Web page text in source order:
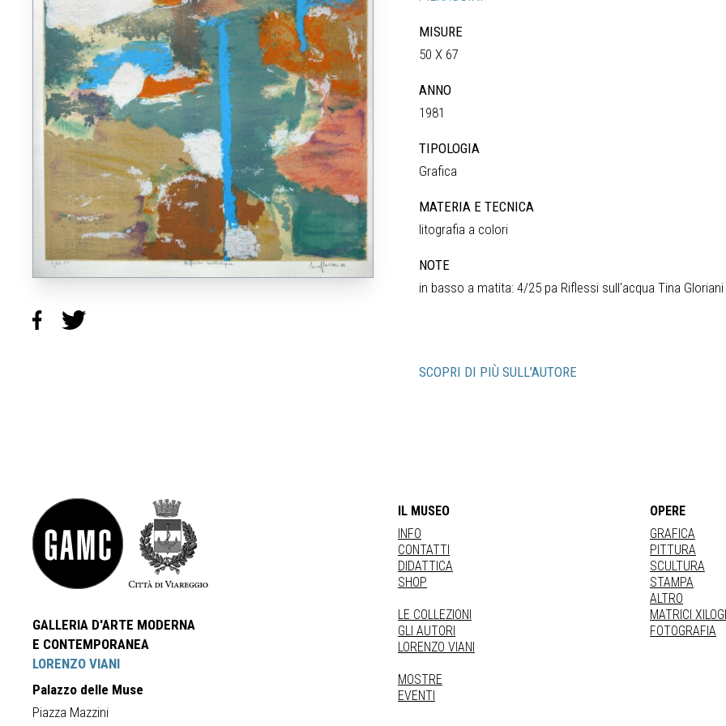
MISURE
50 X 67
ANNO
1981
TIPOLOGIA
Grafica
MATERIA E TECNICA
litografia a colori
NOTE
in basso a matita: 4/25 pa Riflessi sull‘acqua Tina
SCOPRI DI PIÙ SULL'AUTORE
GALLERIA D'ARTE MODERNA
E CONTEMPORANEA
LORENZO VIANI
Palazzo delle Muse
Piazza Mazzini
IL MUSEO
INFO
CONTATTI
DIDATTICA
SHOP
LE COLLEZIONI
GLI AUTORI
LORENZO VIANI
MOSTRE
EVENTI
OPERE
GRAFICA
PITTURA
SCULTURA
STAMPA
ALTRO
MATRICI
FOTOGRAFIA